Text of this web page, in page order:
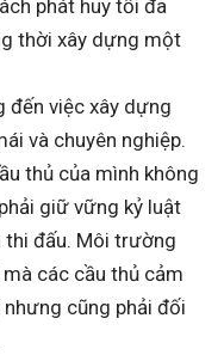
phát huy tối đa
thời xây dựng một
đến việc xây dựng
và chuyên nghiệp.
thủ của mình không
giữ vững kỷ luật
thi đấu. Môi trường
các cầu thủ cảm
cũng phải đối